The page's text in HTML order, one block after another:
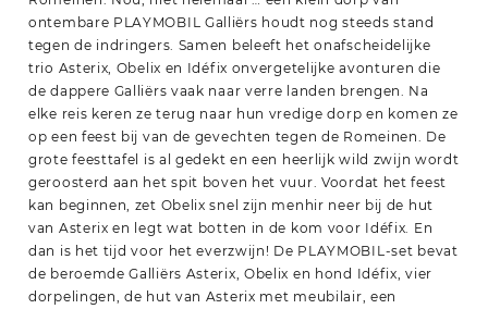
ontembare PLAYMOBIL Galliërs houdt nog steeds stand
tegen de indringers. Samen beleeft het onafscheidelijke
trio Asterix, Obelix en Idéfix onvergetelijke avonturen die
de dappere Galliërs vaak naar verre landen brengen. Na
elke reis keren ze terug naar hun vredige dorp en komen ze
op een feest bij van de gevechten tegen de Romeinen. De
grote feesttafel is al gedekt en een heerlijk wild zwijn wordt
geroosterd aan het spit boven het vuur. Voordat het feest
kan beginnen, zet Obelix snel zijn menhir neer bij de hut
van Asterix en legt wat botten in de kom voor Idéfix. En
dan is het tijd voor het everzwijn! De PLAYMOBIL-set bevat
de beroemde Galliërs Asterix, Obelix en hond Idéfix, vier
dorpelingen, de hut van Asterix met meubilair, een